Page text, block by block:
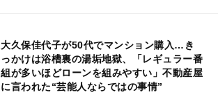
大久保佳代子が50代でマンション購入…き
っかけは浴槽裏の湯垢地獄、「レギュラー番
組が多いほどローンを組みやすい」不動産屋
に言われた“芸能人ならではの事情”